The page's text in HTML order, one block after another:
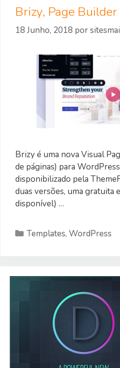
Brizy, Page Builder
18 Junho, 2018 por
Brizy é uma nova Visual
de páginas) para
disponibilizado pela
duas versões, uma gratuita
disponível) …
Categorias
Templates,WordPress